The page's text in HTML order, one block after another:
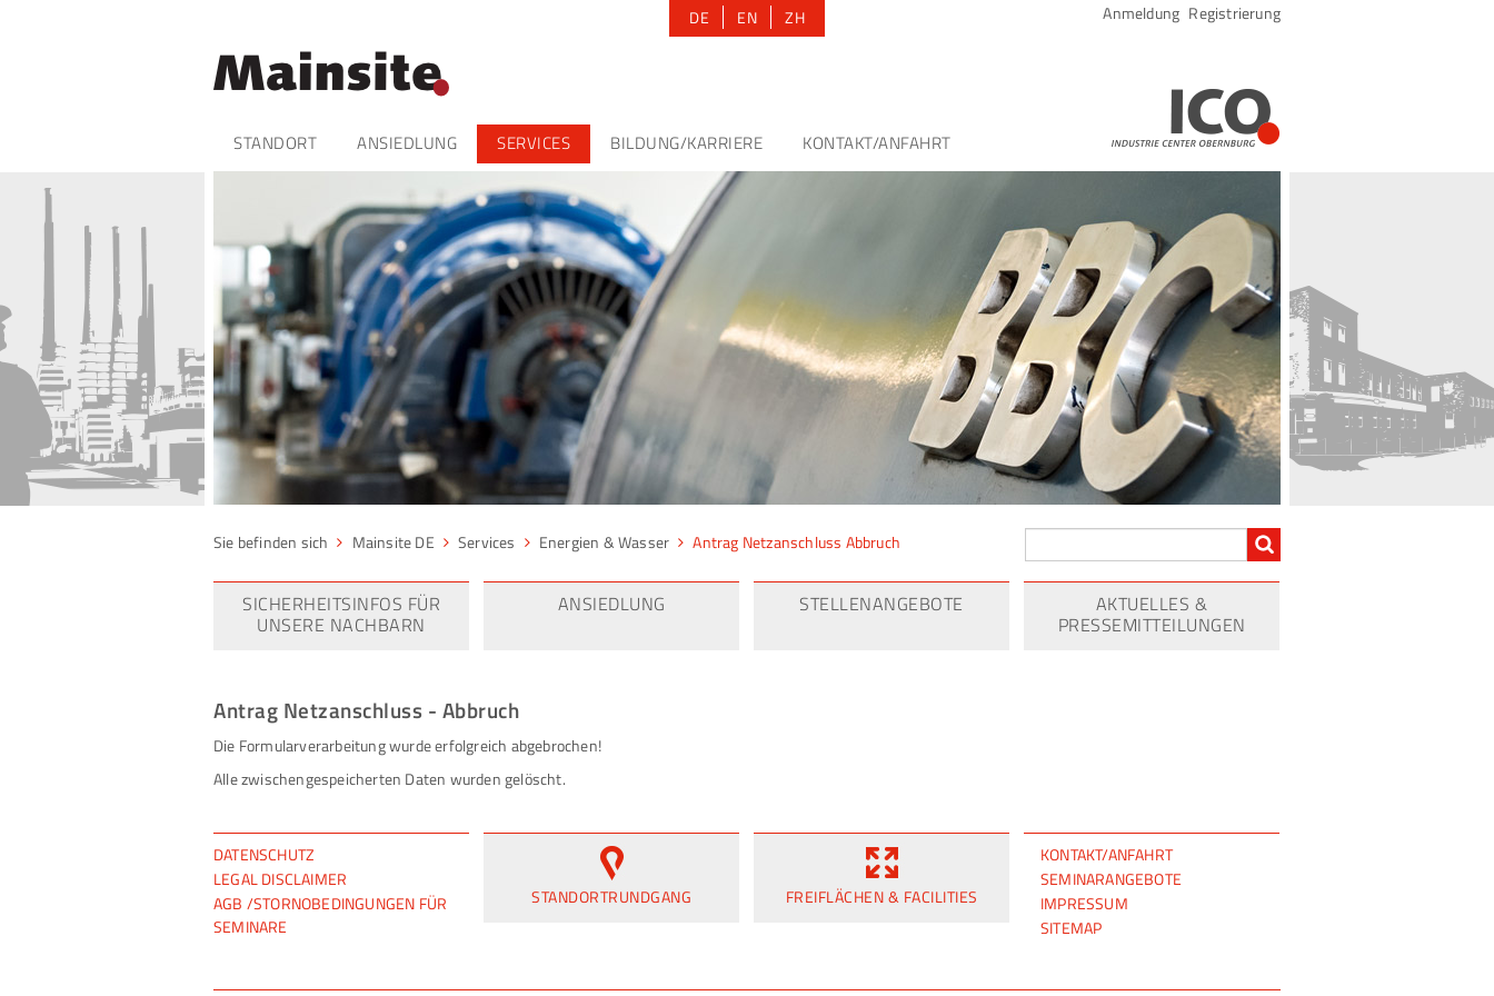
DE EN ZH Navigation
überspringen
Anmeldung Registrierung
überspringen
STANDORT ANSIEDLUNG SERVICES BILDUNG/KARRIERE KONTAKT/ANFAHRT
Mainsite DE Services Energien & Wasser Antrag Netzanschluss Abbruch
SICHERHEITSINFOS FÜR
UNSERE NACHBARN
ANSIEDLUNG STELLENANGEBOTE AKTUELLES &
PRESSEMITTEILUNGEN
Antrag Netzanschluss - Abbruch
Die Formularverarbeitung wurde erfolgreich abgebrochen!
Alle zwischengespeicherten Daten wurden gelöscht.
NAVIGATION
ÜBERSPRINGEN
DATENSCHUTZ
LEGAL DISCLAIMER
AGB /STORNOBEDINGUNGEN FÜR
SEMINARE
STANDORTRUNDGANG FREIFLÄCHEN & FACILITIES
NAVIGATION
ÜBERSPRINGEN
KONTAKT/ANFAHRT
SEMINARANGEBOTE
IMPRESSUM
SITEMAP